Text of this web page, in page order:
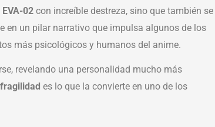
EVA-02 con increíble destreza, sino que también se
en un pilar narrativo que impulsa algunos de los
más psicológicos y humanos del anime.
revelando una personalidad mucho más
es lo que la convierte en uno de los